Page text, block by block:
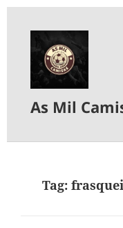
As Mil
Tag: